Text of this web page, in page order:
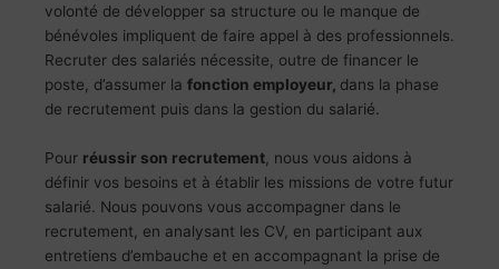
volonté de développer sa structure ou le manque de
bénévoles impliquent de faire appel à des professionnels.
Recruter des salariés nécessite, outre de financer le
poste, d’assumer la fonction employeur, dans la phase
de recrutement puis dans la gestion du salarié.
Pour réussir son recrutement , nous vous aidons à
définir vos besoins et à établir les missions de votre futur
salarié. Nous pouvons vous accompagner dans le
recrutement, en analysant les CV, en participant aux
entretiens d’embauche et en accompagnant la prise de